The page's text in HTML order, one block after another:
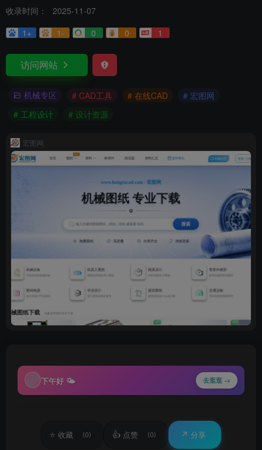
收录时间：
2025-11-07
1+
1- 0 0 1
访问网站
机械专区 # CAD工具 # 在线CAD
# 宏图网
# 工程设计
# 设计资源
宏图网
🌈下午好 🌤 去逛逛 →
⭐ 收藏 (0) 👍 点赞 (0) ↗️ 分享